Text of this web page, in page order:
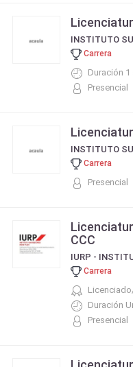
Carrera
Duración 1
Presencial
Carrera
Presencial
CCC
Carrera
Duración
Presencial